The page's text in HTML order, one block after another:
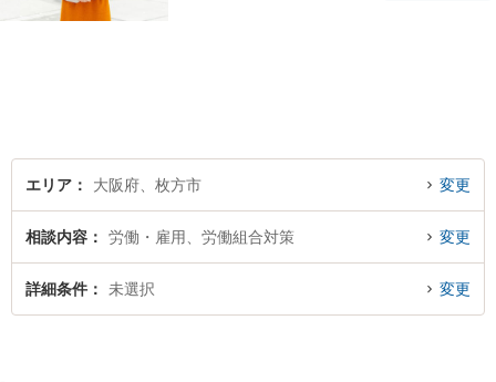
エリア 大阪府、枚方市 変更
相談内容 労働・雇用、労働組合対策 変更
詳細条件 未選択 変更